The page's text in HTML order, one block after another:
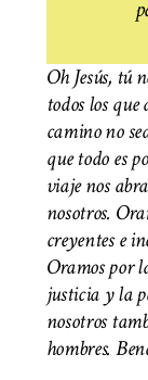
Oh Jesús, tú
todos los
camino no
que todo es
viaje nos
nosotros.
creyentes e
Oramos por
justicia y la
nosotros
hombres.